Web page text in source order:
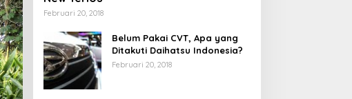
Februari 20, 2018
Belum Pakai CVT, Apa yang
Ditakuti Daihatsu Indonesia?
Februari 20, 2018